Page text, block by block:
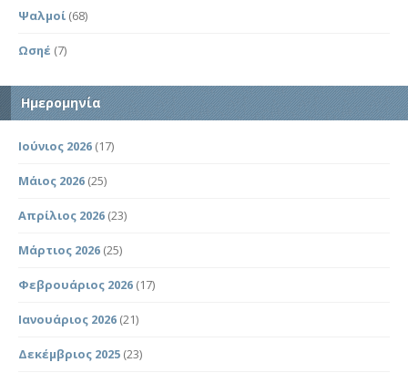
Ψαλμοί (68)
Ωσηέ (7)
Ημερομηνία
Ιούνιος 2026 (17)
Μάιος 2026 (25)
Απρίλιος 2026 (23)
Μάρτιος 2026 (25)
Φεβρουάριος 2026 (17)
Ιανουάριος 2026 (21)
Δεκέμβριος 2025 (23)